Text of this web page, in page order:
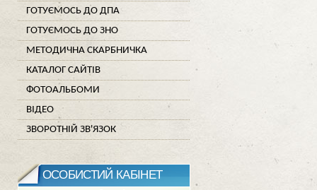
ГОТУЄМОСЬ ДО ДПА
ГОТУЄМОСЬ ДО ЗНО
МЕТОДИЧНА СКАРБНИЧКА
КАТАЛОГ САЙТІВ
ФОТОАЛЬБОМИ
ВІДЕО
ЗВОРОТНІЙ ЗВ'ЯЗОК
ОСОБИСТИЙ КАБІНЕТ